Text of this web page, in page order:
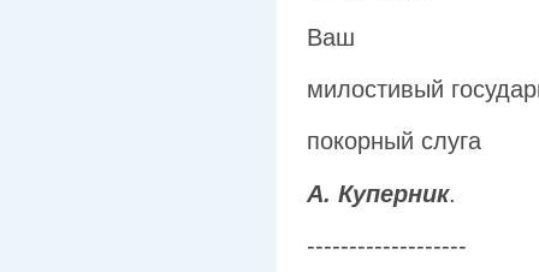
Ваш
милостивый
покорный слуга
А. Куперник.
-------------------